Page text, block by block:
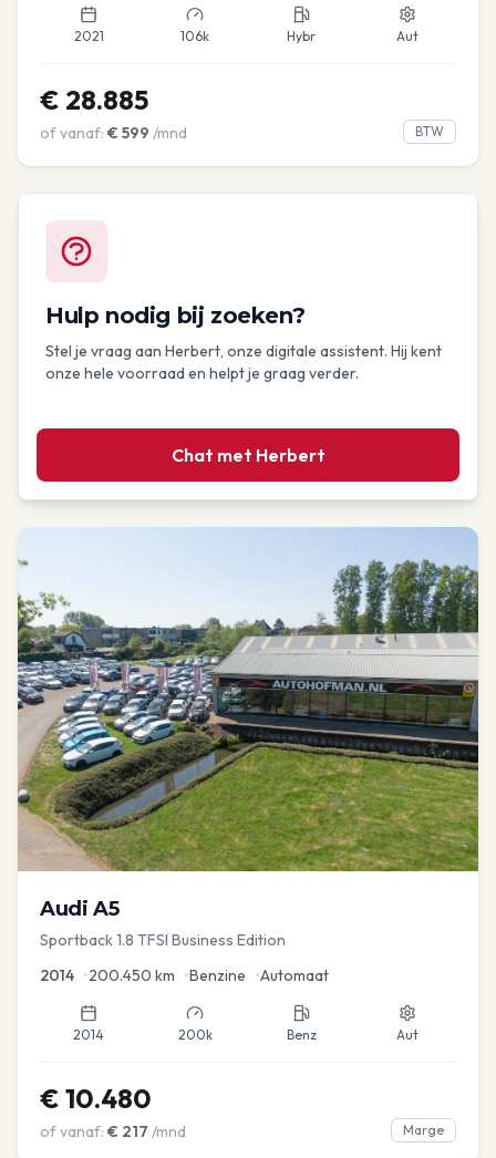
2021 106k Hybr Aut
€ 28.885
of vanaf: € 599 /mnd BTW
Hulp nodig bij zoeken?
Stel je vraag aan Herbert, onze digitale assistent. Hij kent
onze hele voorraad en helpt je graag verder.
Chat met Herbert
Audi A5
Sportback 1.8 TFSI Business Edition
2014 •200.450 km •Benzine •Automaat
2014 200k Benz Aut
€ 10.480
of vanaf: € 217 /mnd Marge